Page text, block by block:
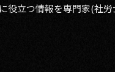
役立つ情報を専門家(社